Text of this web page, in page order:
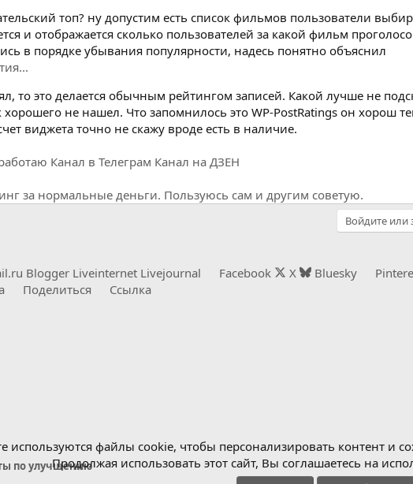
топ? ну допустим есть список фильмов пользователи
и отображается сколько пользователей за какой фильм
в порядке убывания популярности, надесь понятно объяснил
то это делается обычным рейтингом записей. Какой лучше не
хорошего не нашел. Что запомнилось это WP-PostRatings он хорош
виджета точно не скажу вроде есть в наличие.
Канал в Телеграм Канал на ДЗЕН
за нормальные деньги. Пользуюсь сам и другим советую.
Войдите или
Blogger Liveinternet Livejournal Facebook X Bluesky
Поделиться Ссылка
по улучшению
используются файлы cookie, чтобы персонализировать контент и
Продолжая использовать этот сайт, Вы соглашаетесь на